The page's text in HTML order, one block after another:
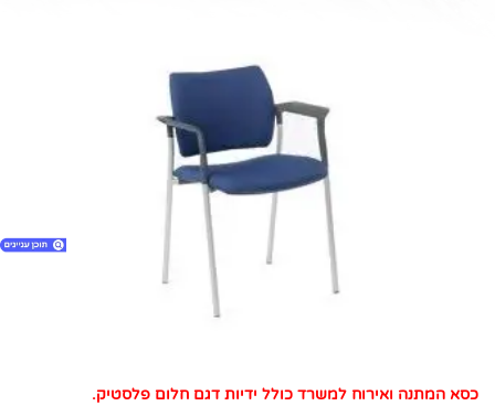
3. השאירו את הפרטים ואנו ניצור אתכם קשר
כסא המתנה ואירוח למשרד כולל ידיות דגם חלום פלסטיק.